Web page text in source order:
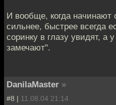
И вообще, когда начинают
сильнее, быстрее всегда
соринку в глазу увидят, а
замечают".
DanilaMaster »
#8 | 11.08.04 21:14